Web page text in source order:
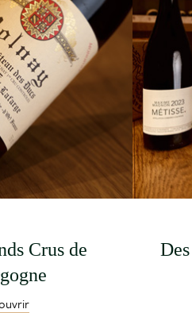
Crus de